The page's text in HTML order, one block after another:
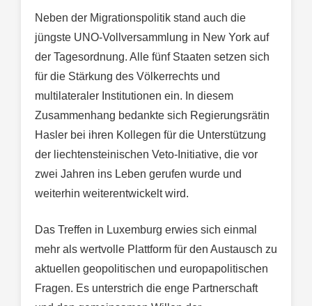
Neben der Migrationspolitik stand auch die
jüngste UNO-Vollversammlung in New York auf
der Tagesordnung. Alle fünf Staaten setzen sich
für die Stärkung des Völkerrechts und
multilateraler Institutionen ein. In diesem
Zusammenhang bedankte sich Regierungsrätin
Hasler bei ihren Kollegen für die Unterstützung
der liechtensteinischen Veto-Initiative, die vor
zwei Jahren ins Leben gerufen wurde und
weiterhin weiterentwickelt wird.
Das Treffen in Luxemburg erwies sich einmal
mehr als wertvolle Plattform für den Austausch zu
aktuellen geopolitischen und europapolitischen
Fragen. Es unterstrich die enge Partnerschaft